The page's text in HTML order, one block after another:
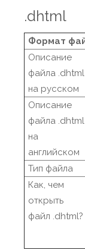
.dhtml
Формат
Описание
файла .dhtml
на русском
Описание
файла .dhtml
на
английском
Тип файла
Как, чем
открыть
файл .dhtml?